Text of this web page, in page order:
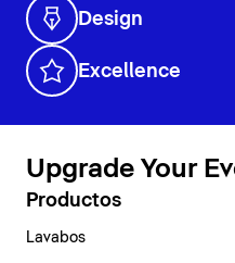
Design
Excellence
Upgrade Your
Productos
Lavabos